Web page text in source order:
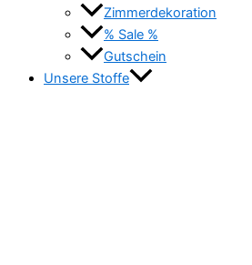
Zimmerdekoration
% Sale %
Gutschein
Unsere Stoffe